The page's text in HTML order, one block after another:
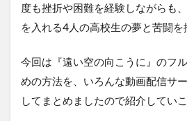
度も挫折や困難を経験しながらも
を入れる4人の高校生の夢と苦闘を
今回は『遠い空の向こうに』のフ
めの方法を、いろんな動画配信サ
してまとめましたので紹介してい